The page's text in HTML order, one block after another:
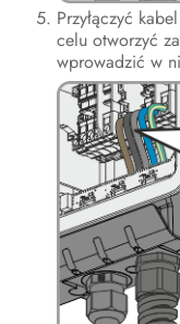
Przyłączyć
celu otworzyć
wprowadzić w